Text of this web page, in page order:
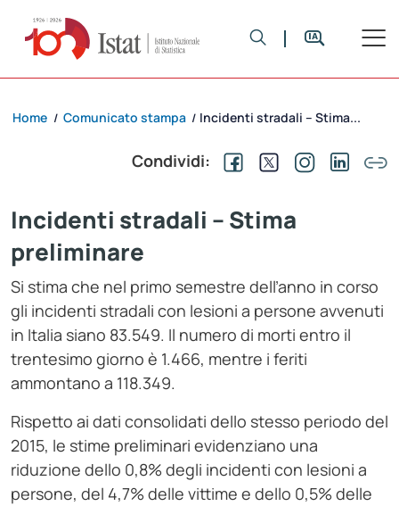
Home / Comunicato stampa / Incidenti stradali – Stima...
Condividi:
Incidenti stradali – Stima
preliminare
Si stima che nel primo semestre dell’anno in corso
gli incidenti stradali con lesioni a persone avvenuti
in Italia siano 83.549. Il numero di morti entro il
trentesimo giorno è 1.466, mentre i feriti
ammontano a 118.349.
Rispetto ai dati consolidati dello stesso periodo del
2015, le stime preliminari evidenziano una
riduzione dello 0,8% degli incidenti con lesioni a
persone, del 4,7% delle vittime e dello 0,5% delle